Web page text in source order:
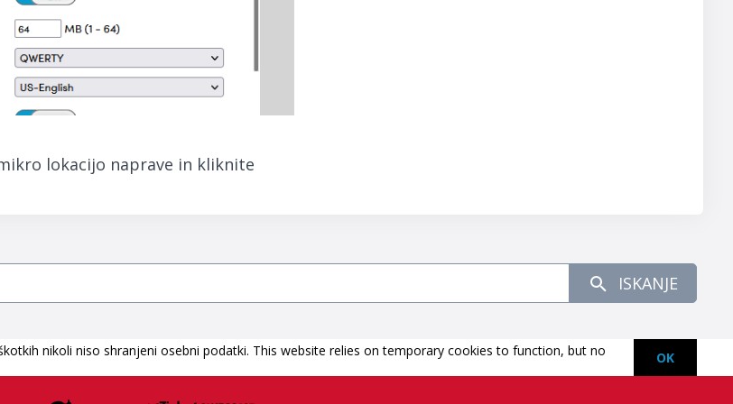
lokacijo naprave in kliknite
ISKANJE
nikoli niso shranjeni osebni podatki. This website relies on temporary cookies to function, but no OK